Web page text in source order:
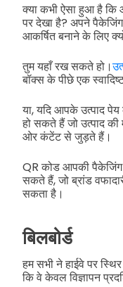
क्या कभी ऐसा हुआ है कि
पर देखा है? अपने
आकर्षित बनाने के लिए
तुम यहाँ रख सकते हो।
बॉक्स के पीछे एक
या, यदि आपके उत्पाद
हो सकते हैं जो उत्पाद
ओर कंटेंट से जुड़ते हैं।
QR कोड आपकी
सकते हैं, जो ब्रांड
सकता है।
बिलबोर्ड
हम सभी ने हाईवे पर
कि वे केवल विज्ञापन